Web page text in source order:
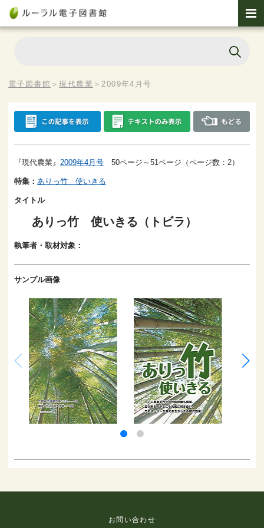
電子図書館 ＞現代農業 ＞2009年4月号
『現代農業』 2009年4月号 50ページ～51ページ（ページ数：2）
特集： ありっ竹 使いきる
タイトル
ありっ竹 使いきる（トビラ）
執筆者・取材対象：
サンプル画像
お問い合わせ